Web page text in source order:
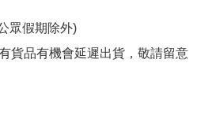
眾假期除外)
貨品有機會延遲出貨，敬請留意